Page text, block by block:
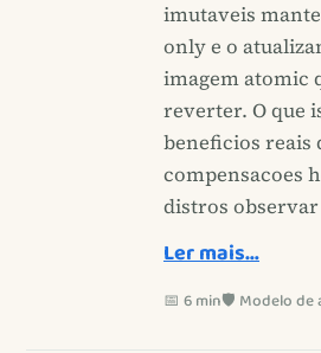
imutaveis
only e o
imagem atomic
reverter. O que
beneficios reais
compensacoes
distros observar
Ler mais…
📅 6 min🛡️ Modelo de